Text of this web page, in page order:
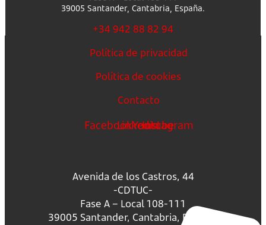
39005 Santander, Cantabria, España.
+34 942 88 82 94
Política de privacidad
Política de cookies
Contacto
FacebookLinkedin
Youtube
Instagram
Avenida de los Castros, 44
-CDTUC-
Fase A – Local 108-111
39005 Santander, Cantabria, España.